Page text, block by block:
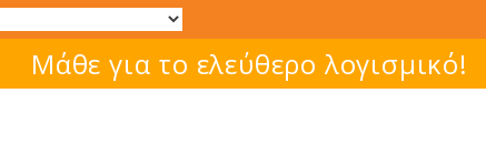
Μάθε για το ελεύθερο λογισμικό!